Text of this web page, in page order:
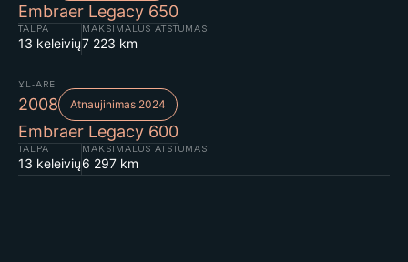
Embraer Legacy 650
TALPA
13 keleivių
MAKSIMALUS ATSTUMAS
7 223 km
YL-ARE
2008 Atnaujinimas 2024
Embraer Legacy 600
TALPA
13 keleivių
MAKSIMALUS ATSTUMAS
6 297 km